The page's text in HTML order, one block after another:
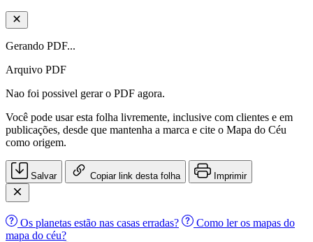
Gerando PDF...
Arquivo PDF
Nao foi possivel gerar o PDF agora.
Você pode usar esta folha livremente, inclusive com clientes e em
publicações, desde que mantenha a marca e cite o Mapa do Céu
como origem.
Salvar Copiar link desta folha Imprimir
Os planetas estão nas casas erradas?
Como ler os mapas do
mapa do céu?